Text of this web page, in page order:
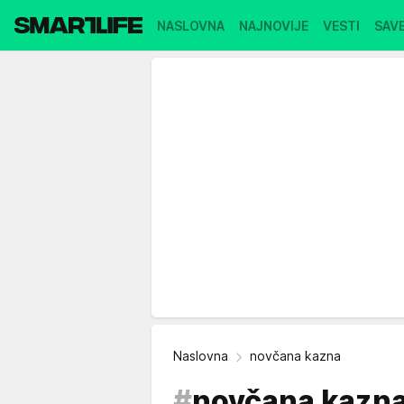
NASLOVNA NAJNOVIJE VESTI
Naslovna novčana kazna